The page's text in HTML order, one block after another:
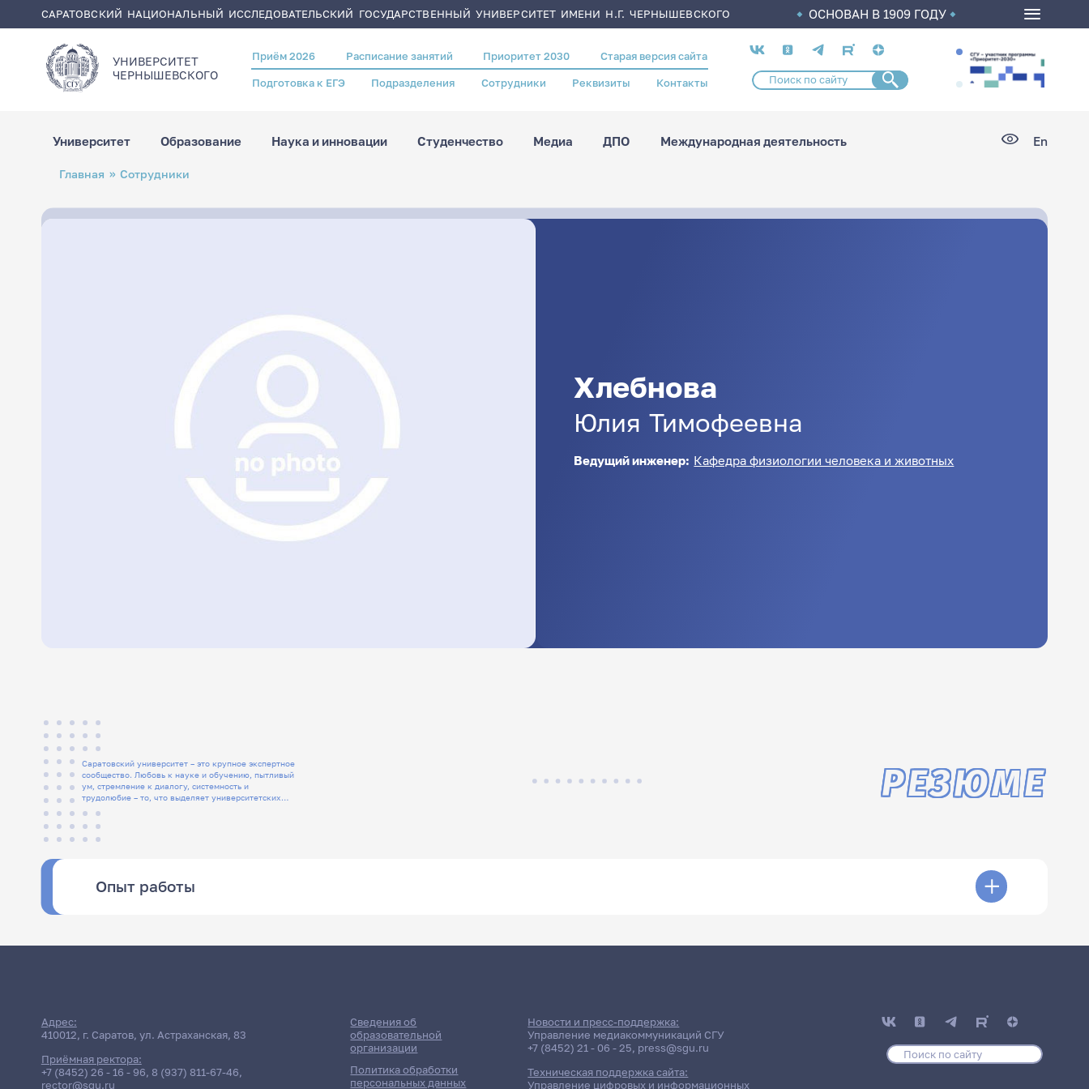
САРАТОВСКИЙ НАЦИОНАЛЬНЫЙ ИССЛЕДОВАТЕЛЬСКИЙ ГОСУДАРСТВЕННЫЙ УНИВЕРСИТЕТ ИМЕНИ Н.Г. ЧЕРНЫШЕВСКОГО ОСНОВАН В 1909 ГОДУ
УНИВЕРСИТЕТ
ЧЕРНЫШЕВСКОГO
Header
menu
Приём 2026 Расписание занятий Приоритет 2030 Старая версия сайта
Подготовка к ЕГЭ Подразделения Сотрудники Реквизиты Контакты
Социальные
сети
Университет Образование Наука и инновации Студенчество Медиа ДПО Международная деятельность En
Строка
навигации
Главная Сотрудники
Хлебнова
Юлия Тимофеевна
Ведущий инженер: Кафедра физиологии человека и животных
Саратовский университет – это крупное экспертное
сообщество. Любовь к науке и обучению, пытливый
ум, стремление к диалогу, системность и
трудолюбие – то, что выделяет университетских
РЕЗЮМЕ
Опыт работы
Адрес:
410012, г. Саратов, ул. Астраханская, 83
Приёмная ректора:
+7 (8452) 26 - 16 - 96, 8 (937) 811-67-46,
rector@sgu.ru
Сведения об
образовательной
организации
Политика обработки
персональных данных
Новости и пресс-поддержка:
Управление медиакоммуникаций СГУ
+7 (8452) 21 - 06 - 25, press@sgu.ru
Техническая поддержка сайта:
Управление цифровых и информационных